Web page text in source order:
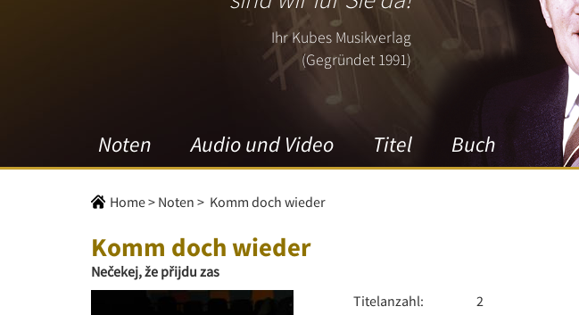
Ihr Kubes Musikverlag
(Gegründet 1991)
Noten Audio und Video Titel Buch
Home> Noten > Komm doch wieder
Komm doch wieder
Nečekej, že přijdu zas
Titelanzahl:
2